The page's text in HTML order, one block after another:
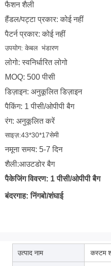
फैशन शैली
हैंडल/पट्टा प्रकार: कोई नहीं
पैटर्न प्रकार: कोई नहीं
उपयोग: केबल भंडारण
लोगो: स्वनिर्धारित लोगो
MOQ: 500 पीसी
डिज़ाइन: अनुकूलित डिज़ाइन
पैकिंग: 1 पीसी/ओपीपी बैग
रंग: अनुकूलित करें
साइज़:43*30*17सेमी
नमूना समय: 5-7 दिन
शैली:आउटडोर बैग
पैकेजिंग विवरण: 1 पीसी/ओपीपी बैग
बंदरगाह: निंगबो/शंघाई
उत्पाद नाम कस्टम